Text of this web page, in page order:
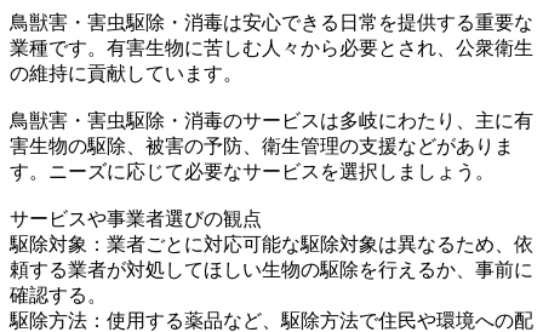
鳥獣害・害虫駆除・消毒は安心できる日常を提供する重要な
業種です。有害生物に苦しむ人々から必要とされ、公衆衛生
の維持に貢献しています。
鳥獣害・害虫駆除・消毒のサービスは多岐にわたり、主に有
害生物の駆除、被害の予防、衛生管理の支援などがありま
す。ニーズに応じて必要なサービスを選択しましょう。
サービスや事業者選びの観点
駆除対象：業者ごとに対応可能な駆除対象は異なるため、依
頼する業者が対処してほしい生物の駆除を行えるか、事前に
確認する。
駆除方法：使用する薬品など、駆除方法で住民や環境への配